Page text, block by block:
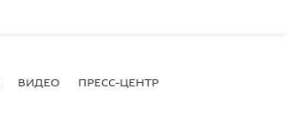
ВИДЕО ПРЕСС-ЦЕНТР